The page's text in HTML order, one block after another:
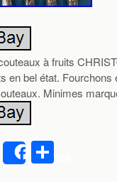
à fruits
en bel état.
Minimes
E
m
Share